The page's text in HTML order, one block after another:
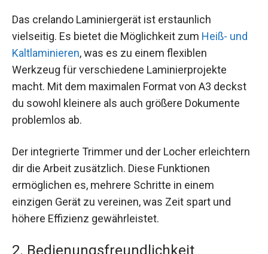
Das crelando Laminiergerät ist erstaunlich
vielseitig. Es bietet die Möglichkeit zum Heiß- und
Kaltlaminieren, was es zu einem flexiblen
Werkzeug für verschiedene Laminierprojekte
macht. Mit dem maximalen Format von A3 deckst
du sowohl kleinere als auch größere Dokumente
problemlos ab.
Der integrierte Trimmer und der Locher erleichtern
dir die Arbeit zusätzlich. Diese Funktionen
ermöglichen es, mehrere Schritte in einem
einzigen Gerät zu vereinen, was Zeit spart und
höhere Effizienz gewährleistet.
2. Bedienungsfreundlichkeit